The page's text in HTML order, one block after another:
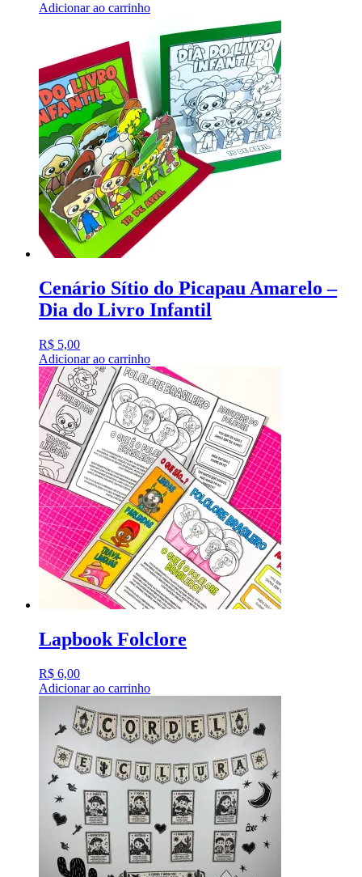
Adicionar ao carrinho
Cenário Sítio do Picapau Amarelo –
Dia do Livro Infantil
R$ 5,00
Adicionar ao carrinho
Lapbook Folclore
R$ 6,00
Adicionar ao carrinho